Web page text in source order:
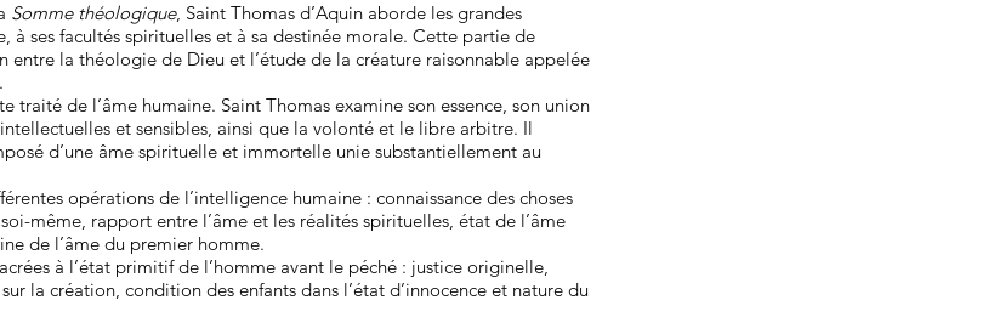
Somme théologique, Saint Thomas d’Aquin aborde les grandes
à ses facultés spirituelles et à sa destinée morale. Cette partie de
entre la théologie de Dieu et l’étude de la créature raisonnable appelée
traité de l’âme humaine. Saint Thomas examine son essence, son union
intellectuelles et sensibles, ainsi que la volonté et le libre arbitre. Il
d’une âme spirituelle et immortelle unie substantiellement au
opérations de l’intelligence humaine : connaissance des choses
même, rapport entre l’âme et les réalités spirituelles, état de l’âme
de l’âme du premier homme.
à l’état primitif de l’homme avant le péché : justice originelle,
la création, condition des enfants dans l’état d’innocence et nature du